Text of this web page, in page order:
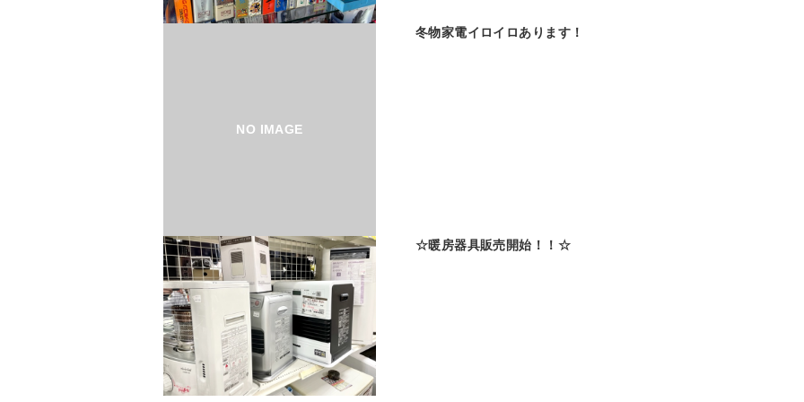
NO IMAGE
冬物家電イロイロあります！
☆暖房器具販売開始！！☆